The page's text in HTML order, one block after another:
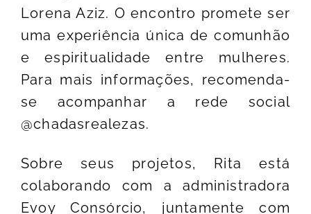
Lorena Aziz. O encontro promete ser
uma experiência única de comunhão
e espiritualidade entre mulheres.
Para mais informações, recomenda-
se acompanhar a rede social
@chadasrealezas.
Sobre seus projetos, Rita está
colaborando com a administradora
Evoy Consórcio, juntamente com